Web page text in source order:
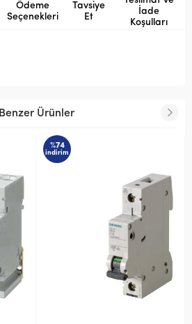
Ödeme
Seçenekleri
Tavsiye
Et
İade
Koşulları
Benzer Ürünler
%74
indirim